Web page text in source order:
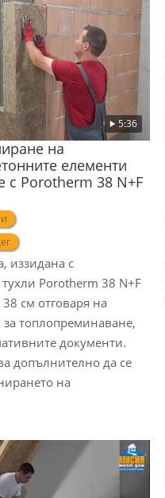
5:36
на
елементи
с Porotherm 38 N+F
иззидана с
Porotherm 38 N+F
см отговаря на
топлопреминаване,
документи.
допълнително да се
на